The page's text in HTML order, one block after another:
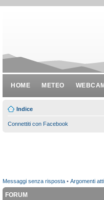
HOME METEO WEBCAM
Indice
Connettiti con Facebook
Messaggi senza risposta • Argomenti
FORUM